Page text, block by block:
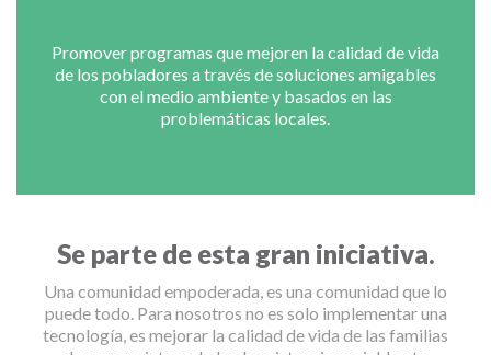
Promover programas que mejoren la calidad de vida
de los pobladores a través de soluciones amigables
con el medio ambiente y basados en las
problemáticas locales.
Se parte de esta gran iniciativa.
Una comunidad empoderada, es una comunidad que lo
puede todo. Para nosotros no es solo implementar una
tecnología, es mejorar la calidad de vida de las familias